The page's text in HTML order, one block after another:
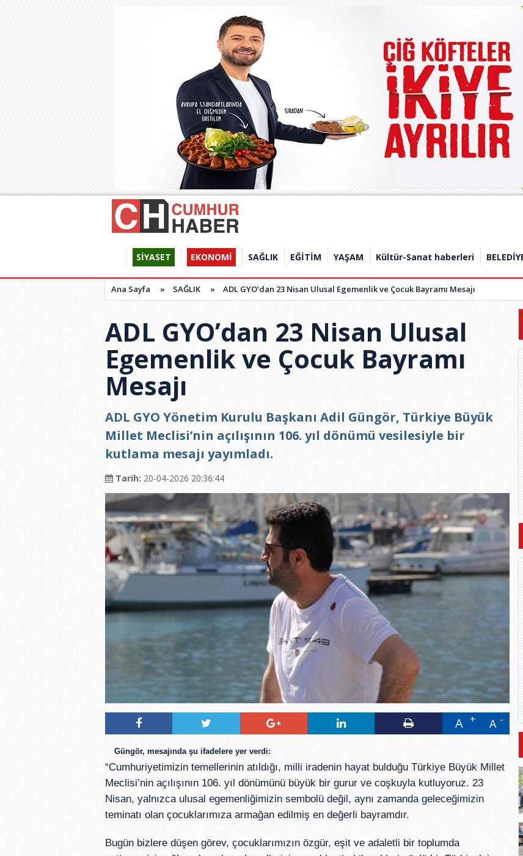
SİYASET EKONOMİ SAĞLIK EĞİTİM YAŞAM Kültür-Sanat haberleri
Ana Sayfa » SAĞLIK » ADL GYO’dan 23 Nisan Ulusal Egemenlik ve Çocuk Bayramı Mesajı
ADL GYO’dan 23 Nisan Ulusal
Egemenlik ve Çocuk Bayramı
Mesajı
ADL GYO Yönetim Kurulu Başkanı Adil Güngör, Türkiye Büyük
Millet Meclisi’nin açılışının 106. yıl dönümü vesilesiyle bir
kutlama mesajı yayımladı.
Tarih: 20-04-2026 20:36:44
A A
Güngör, mesajında şu ifadelere yer verdi:
“Cumhuriyetimizin temellerinin atıldığı, milli iradenin hayat bulduğu Türkiye Büyük Millet
Meclisi’nin açılışının 106. yıl dönümünü büyük bir gurur ve coşkuyla kutluyoruz. 23
Nisan, yalnızca ulusal egemenliğimizin sembolü değil, aynı zamanda geleceğimizin
teminatı olan çocuklarımıza armağan edilmiş en değerli bayramdır.
Bugün bizlere düşen görev, çocuklarımızın özgür, eşit ve adaletli bir toplumda